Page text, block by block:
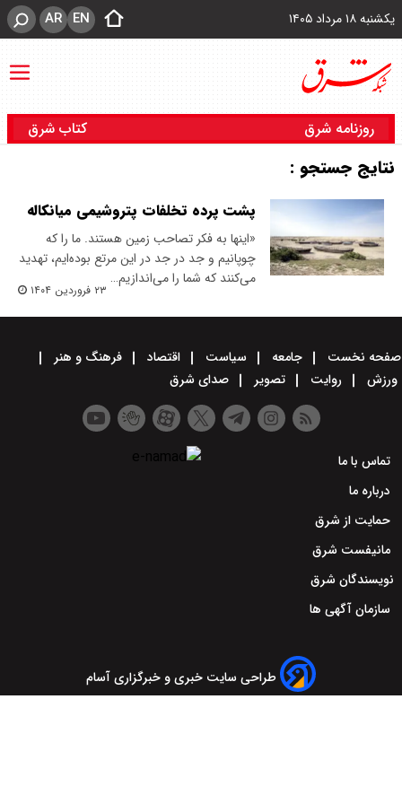
یکشنبه ۱۸ مرداد ۱۴۰۵ EN
AR
روزنامه شرق کتاب شرق
نتایج جستجو :
پشت پرده تخلفات پتروشیمی میانکاله
«اینها به فکر تصاحب زمین هستند. ما را که
چوپانیم و جد در جد در این مرتع بوده‌ایم، تهدید
می‌کنند که شما را می‌اندازیم…
۲۳ فروردین ۱۴۰۴
صفحه نخست جامعه سیاست اقتصاد
فرهنگ و هنر
ورزش
روایت تصویر صدای شرق
تماس با ما
درباره ما
حمایت از شرق
مانیفست شرق
نویسندگان شرق
سازمان آگهی ها
طراحی سایت خبری و خبرگزاری آسام